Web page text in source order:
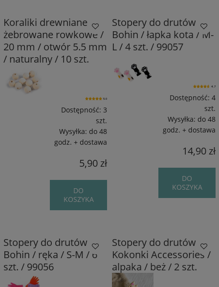
Koraliki drewniane
żebrowane rowkowe /
20 mm / otwór 5.5 mm
/ naturalny / 10 szt.
5.0
Dostępność: 3
szt.
Wysyłka: do 48
godz. + dostawa
5,90 zł
DO
KOSZYKA
Stopery do drutów
Bohin / łapka kota / M-
L / 4 szt. / 99057
4.7
Dostępność: 4
szt.
Wysyłka: do 48
godz. + dostawa
14,90 zł
DO
KOSZYKA
Stopery do drutów
Bohin / ręka / S-M / 6
szt. / 99056
Stopery do drutów
Kokonki Accessories /
alpaka / beż / 2 szt.